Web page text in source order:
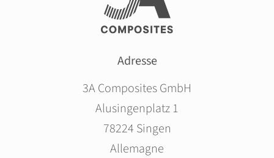
Adresse
3A Composites GmbH
Alusingenplatz 1
78224 Singen
Allemagne